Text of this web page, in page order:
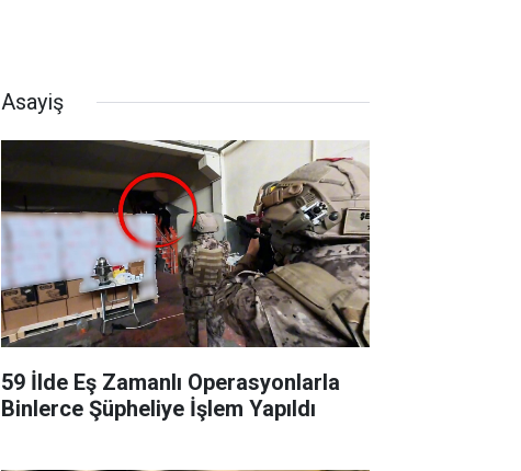
Asayiş
59 İlde Eş Zamanlı Operasyonlarla
Binlerce Şüpheliye İşlem Yapıldı